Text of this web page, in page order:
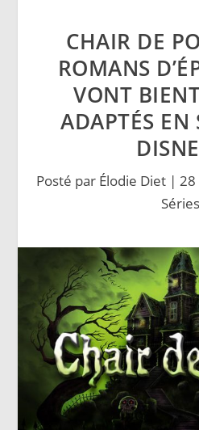
CHAIR DE
ROMANS
VONT
ADAPTÉS EN
Posté par Élodie Diet | 28
Séries